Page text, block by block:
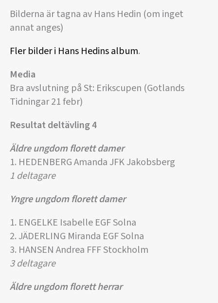
Bilderna är tagna av Hans Hedin (om inget
annat anges)
Fler bilder i Hans Hedins album.
Media
Bra avslutning på St: Erikscupen (Gotlands
Tidningar 21 febr)
Resultat deltävling 4
Äldre ungdom florett damer
1. HEDENBERG Amanda JFK Jakobsberg
1 deltagare
Yngre ungdom florett damer
1. ENGELKE Isabelle EGF Solna
2. JÄDERLING Miranda EGF Solna
3. HANSEN Andrea FFF Stockholm
3 deltagare
Äldre ungdom florett herrar